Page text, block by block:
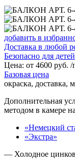
добавить в
Доставка в любой
Безопасно для детей
Цена: от 4600 руб. /
Базовая цена
окраска, доставка,
Дополнительная
методом в камере
«Немецкий
«Экстра»
— Холодное